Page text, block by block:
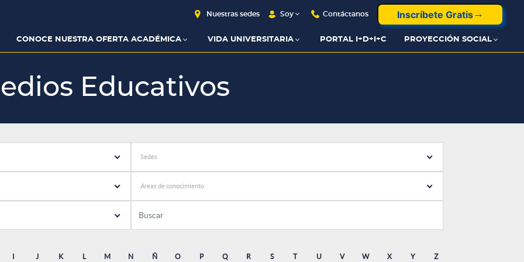
Nuestras sedes Soy Contáctanos Inscríbete Gratis
CONOCE NUESTRA OFERTA ACADÉMICA VIDA UNIVERSITARIA PORTAL I+D+I+C PROYECCIÓN SOCIAL
Educativos
Sedes
Áreas de conocimiento
I J K L M N Ñ O P Q R S T U V W X Y Z